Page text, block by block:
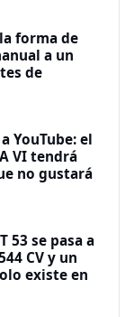
forma de
a un
de
YouTube: el
VI tendrá
no gustará
53 se pasa a
CV y un
existe en